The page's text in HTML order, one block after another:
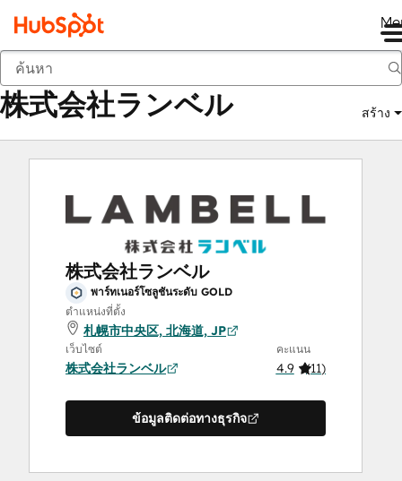
ตลาด พาร์ทเนอร์โซลูชัน:
株式会社ランベル สร้าง
株式会社ランベル
พาร์ทเนอร์โซลูชันระดับ GOLD
ตำแหน่งที่ตั้ง
札幌市中央区, 北海道, JP
เว็บไซต์
株式会社ランベル
คะแนน
4.9 (11)
ข้อมูลติดต่อทางธุรกิจ